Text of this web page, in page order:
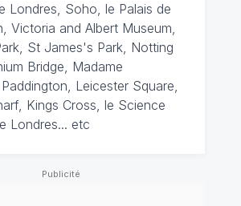
Londres, Soho, le Palais de
Victoria and Albert Museum,
St James's Park, Notting
Bridge, Madame
Leicester Square,
Kings Cross, le Science
Londres... etc